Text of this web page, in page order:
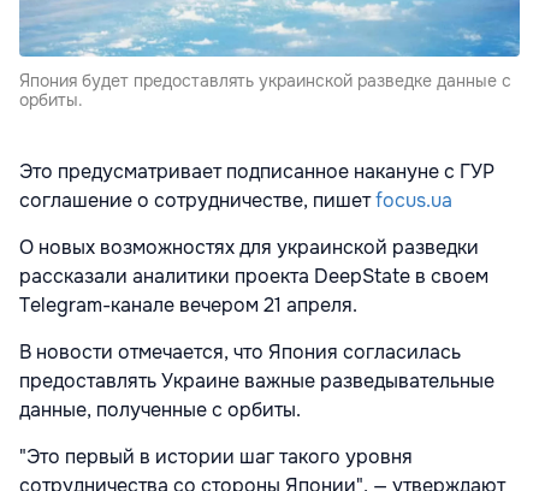
Япония будет предоставлять украинской разведке данные с
орбиты.
Это предусматривает подписанное накануне с ГУР
соглашение о сотрудничестве, пишетfocus.ua
О новых возможностях для украинской разведки
рассказали аналитики проекта DeepState в своем
Telegram-канале вечером 21 апреля.
В новости отмечается, что Япония согласилась
предоставлять Украине важные разведывательные
данные, полученные с орбиты.
"Это первый в истории шаг такого уровня
сотрудничества со стороны Японии", — утверждают